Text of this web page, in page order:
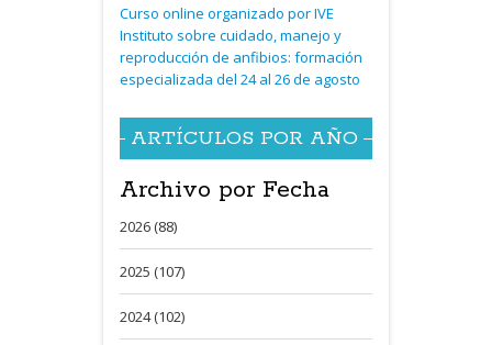
Curso online organizado por IVE
Instituto sobre cuidado, manejo y
reproducción de anfibios: formación
especializada del 24 al 26 de agosto
ARTÍCULOS POR AÑO
Archivo por Fecha
2026 (88)
2025 (107)
2024 (102)